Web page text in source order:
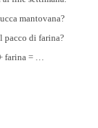
mantovana?
pacco di farina?
farina = …